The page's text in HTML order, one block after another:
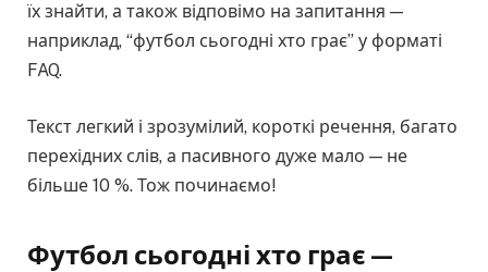
їх знайти, а також відповімо на запитання —
наприклад, “футбол сьогодні хто грає” у форматі
FAQ.
Текст легкий і зрозумілий, короткі речення, багато
перехідних слів, а пасивного дуже мало — не
більше 10 %. Тож починаємо!
Футбол сьогодні хто грає —